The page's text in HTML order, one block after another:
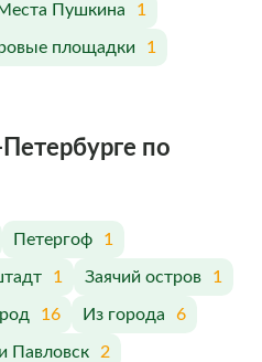
Пушкина 1
площадки 1
по
Петергоф 1
1 Заячий остров 1
16 Из города 6
Павловск 2